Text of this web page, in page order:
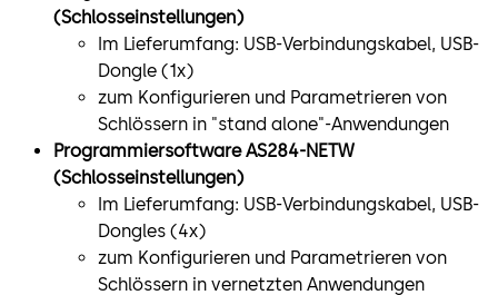
(Schlosseinstellungen)
Im Lieferumfang: USB-Verbindungskabel, USB-
Dongle (1x)
zum Konfigurieren und Parametrieren von
Schlössern in "stand alone"-Anwendungen
Programmiersoftware AS284-NETW
(Schlosseinstellungen)
Im Lieferumfang: USB-Verbindungskabel, USB-
Dongles (4x)
zum Konfigurieren und Parametrieren von
Schlössern in vernetzten Anwendungen